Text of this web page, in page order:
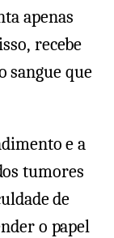
apenas
recebe
sangue que
e a
tumores
de
o papel